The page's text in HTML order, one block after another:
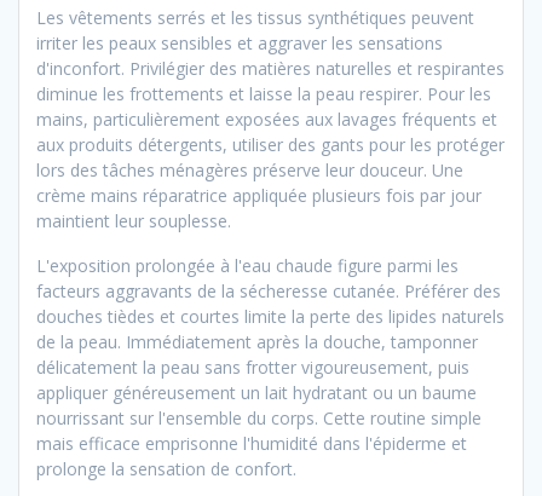
Les vêtements serrés et les tissus synthétiques peuvent
irriter les peaux sensibles et aggraver les sensations
d'inconfort. Privilégier des matières naturelles et respirantes
diminue les frottements et laisse la peau respirer. Pour les
mains, particulièrement exposées aux lavages fréquents et
aux produits détergents, utiliser des gants pour les protéger
lors des tâches ménagères préserve leur douceur. Une
crème mains réparatrice appliquée plusieurs fois par jour
maintient leur souplesse.
L'exposition prolongée à l'eau chaude figure parmi les
facteurs aggravants de la sécheresse cutanée. Préférer des
douches tièdes et courtes limite la perte des lipides naturels
de la peau. Immédiatement après la douche, tamponner
délicatement la peau sans frotter vigoureusement, puis
appliquer généreusement un lait hydratant ou un baume
nourrissant sur l'ensemble du corps. Cette routine simple
mais efficace emprisonne l'humidité dans l'épiderme et
prolonge la sensation de confort.